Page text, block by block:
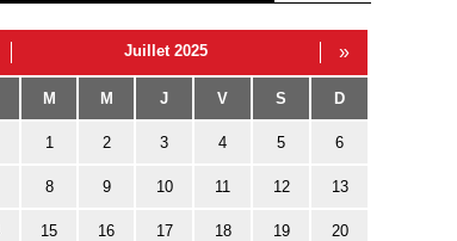
Juillet 2025 »
M M J V S D
1 2 3 4 5 6
8 9 10 11 12 13
15 16 17 18 19 20